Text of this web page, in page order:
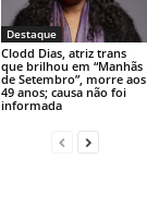
Destaque
Clodd Dias, atriz trans
que brilhou em “Manhãs
de Setembro”, morre aos
49 anos; causa não foi
informada